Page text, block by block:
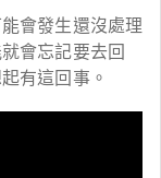
會發生還沒處理
會忘記要去回
有這回事。